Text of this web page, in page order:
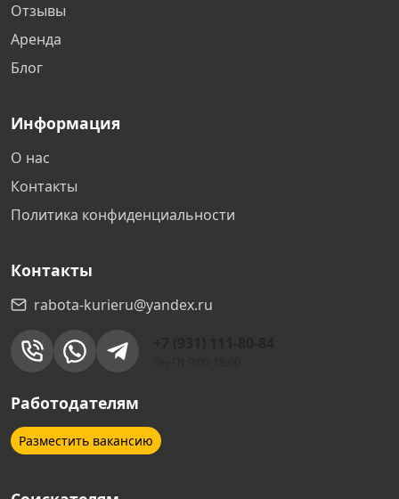
Новороссийск
Адлер
Челябинск
Архангельск
Коломна
Отзывы
Аренда
Блог
Информация
О нас
Контакты
Политика конфиденциальности
Контакты
rabota-kurieru@yandex.ru
Работодателям
Разместить вакансию